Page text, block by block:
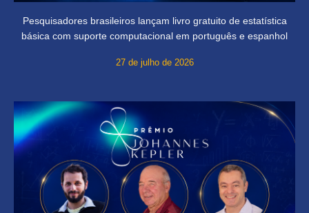
Pesquisadores brasileiros lançam livro gratuito de estatística
básica com suporte computacional em português e espanhol
27 de julho de 2026